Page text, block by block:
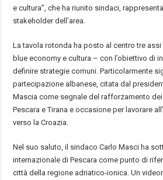
e cultura”, che ha riunito sindaci,
stakeholder dell’area.
La tavola rotonda ha posto al centro tre
blue economy e cultura – con l’obiettivo di
definire strategie comuni. Particolarmente
partecipazione albanese, citata dal
Mascia come segnale del rafforzamento
Pescara e Tirana e occasione per lavorare
verso la Croazia.
Nel suo saluto, il sindaco Carlo Masci ha
internazionale di Pescara come punto di
città della regione adriatico-ionica. Un